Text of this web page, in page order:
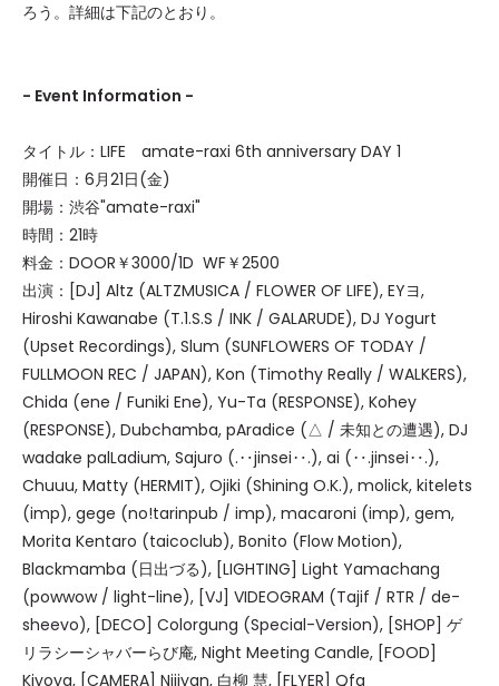
ろう。詳細は下記のとおり。
- Event Information -
タイトル：LIFE amate-raxi 6th anniversary DAY 1
開催日：6月21日(金)
開場：渋谷"amate-raxi"
時間：21時
料金：DOOR￥3000/1D WF￥2500
出演：[DJ] Altz (ALTZMUSICA / FLOWER OF LIFE), EYヨ,
Hiroshi Kawanabe (T.1.S.S / INK / GALARUDE), DJ Yogurt
(Upset Recordings), Slum (SUNFLOWERS OF TODAY /
FULLMOON REC / JAPAN), Kon (Timothy Really / WALKERS),
Chida (ene / Funiki Ene), Yu-Ta (RESPONSE), Kohey
(RESPONSE), Dubchamba, pAradice (△ / 未知との遭遇), DJ
wadake palLadium, Sajuro (.‥jinsei‥.), ai (‥.jinsei‥.),
Chuuu, Matty (HERMIT), Ojiki (Shining O.K.), molick, kitelets
(imp), gege (no!tarinpub / imp), macaroni (imp), gem,
Morita Kentaro (taicoclub), Bonito (Flow Motion),
Blackmamba (日出づる), [LIGHTING] Light Yamachang
(powwow / light-line), [VJ] VIDEOGRAM (Tajif / RTR / de-
sheevo), [DECO] Colorgung (Special-Version), [SHOP] ゲ
リラシーシャバーらび庵, Night Meeting Candle, [FOOD]
Kiyoya, [CAMERA] Niiiyan, 白柳 慧, [FLYER] Qfa